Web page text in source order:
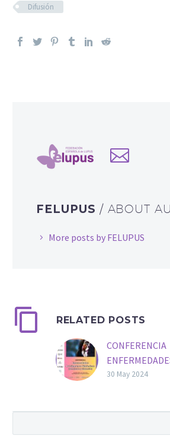
Difusión
FELUPUS / ABOUT
More posts by FELUPUS
RELATED POSTS
CONFERENCIA
AUTOINMUNES
DE CANTABRIA
30 May 2024